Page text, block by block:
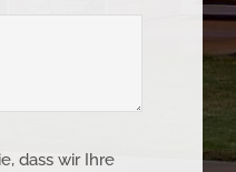
dass wir Ihre